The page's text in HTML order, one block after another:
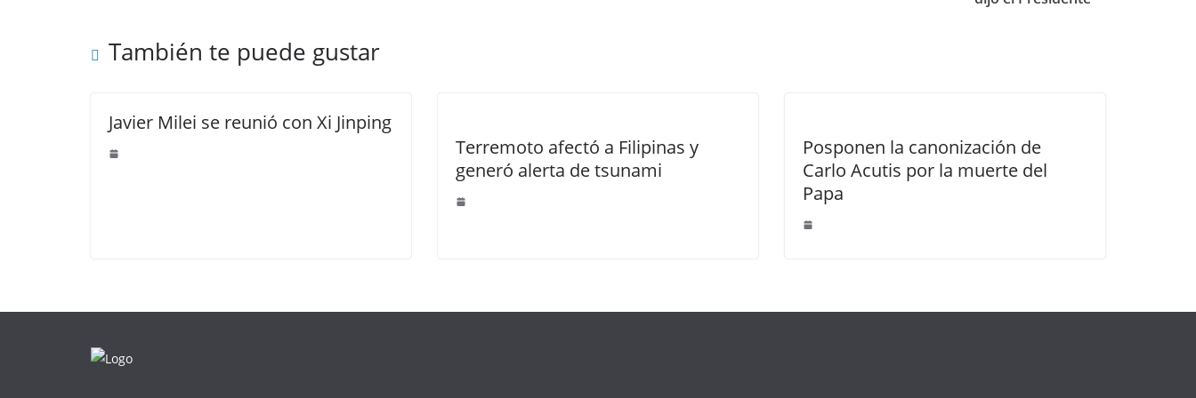
También te puede gustar
Javier Milei se reunió con Xi Jinping
Terremoto afectó a Filipinas y
generó alerta de tsunami
Posponen la canonización de
Carlo Acutis por la muerte del
Papa